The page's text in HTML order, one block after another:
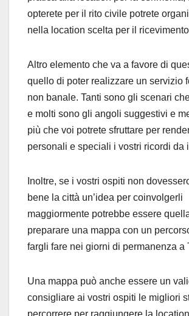
opterete per il rito civile potrete
nella location scelta per il
Altro elemento che va a favore di
quello di poter realizzare un servizio
non banale. Tanti sono gli scenari
e molti sono gli angoli suggestivi e
più che voi potrete sfruttare per
personali e speciali i vostri ricordi da
Inoltre, se i vostri ospiti non
bene la città un’idea per coinvolgerli
maggiormente potrebbe essere
preparare una mappa con un
fargli fare nei giorni di permanenza a
Una mappa può anche essere un
consigliare ai vostri ospiti le migliori
percorrere per raggiungere la